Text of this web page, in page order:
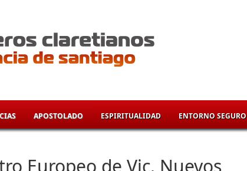
APOSTOLADO ESPIRITUALIDAD ENTORNO SEGURO
Europeo de Vic. Nuevos